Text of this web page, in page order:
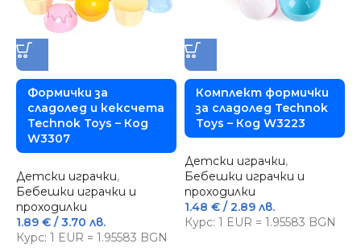
Формички за
сладолед и кексчета
Technok Toys – Код
W3307
Детски играчки,
Бебешки играчки и
проходилки
1.89 € / 3.70 лв.
Курс: 1 EUR = 1.95583 BGN
Комплект формички
за сладолед Technok
Toys – Код W3223
Детски играчки,
Бебешки играчки и
проходилки
1.48 €/ 2.89 лв.
Курс: 1 EUR = 1.95583 BGN